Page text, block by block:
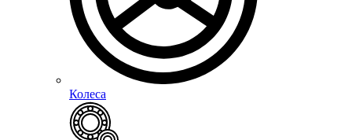
Колеса